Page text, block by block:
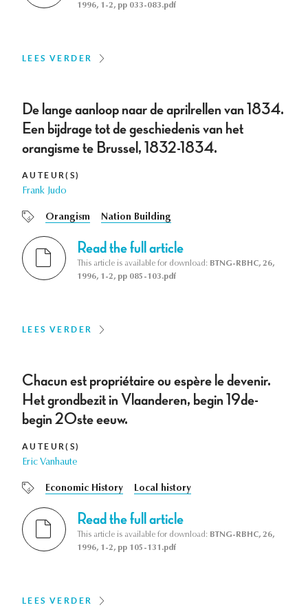
1996, 1-2, pp 033-083.pdf
LEES VERDER
De lange aanloop naar de aprilrellen van 1834.
Een bijdrage tot de geschiedenis van het
orangisme te Brussel, 1832-1834.
AUTEUR(S)
Frank Judo
Orangism Nation Building
Read the full article
This article is available for download: BTNG-RBHC, 26,
1996, 1-2, pp 085-103.pdf
LEES VERDER
Chacun est propriétaire ou espère le devenir.
Het grondbezit in Vlaanderen, begin 19de-
begin 20ste eeuw.
AUTEUR(S)
Eric Vanhaute
Economic History Local history
Read the full article
This article is available for download: BTNG-RBHC, 26,
1996, 1-2, pp 105-131.pdf
LEES VERDER